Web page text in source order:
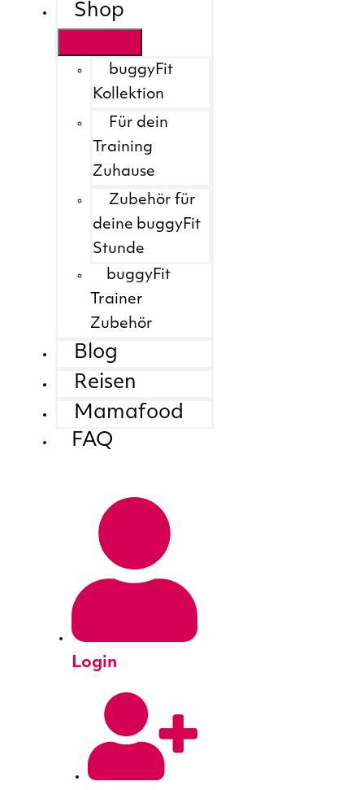
Shop
buggyFit
Kollektion
Für dein
Training
Zuhause
Zubehör für
deine buggyFit
Stunde
buggyFit
Trainer
Zubehör
Blog
Reisen
Mamafood
FAQ
Login